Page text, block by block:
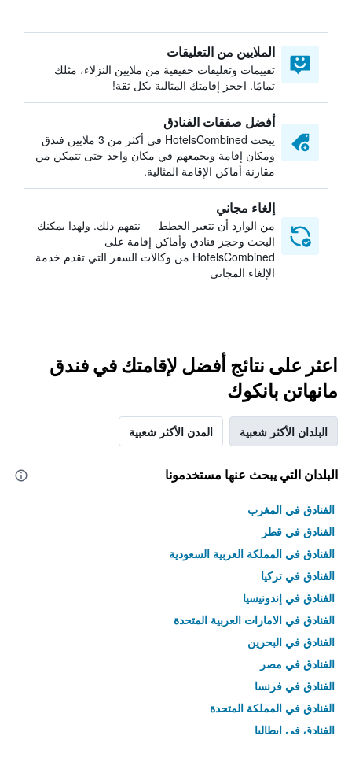
الملايين من التعليقات
تقييمات وتعليقات حقيقية من ملايين النزلاء، مثلك
تمامًا. احجز إقامتك المثالية بكل ثقة!
أفضل صفقات الفنادق
يبحث HotelsCombined في أكثر من 3 ملايين فندق
ومكان إقامة ويجمعهم في مكان واحد حتى تتمكن من
مقارنة أماكن الإقامة المثالية.
إلغاء مجاني
من الوارد أن تتغير الخطط — نتفهم ذلك. ولهذا يمكنك
البحث وحجز فنادق وأماكن إقامة على
HotelsCombined من وكالات السفر التي تقدم خدمة
الإلغاء المجاني
اعثر على نتائج أفضل لإقامتك في فندق
مانهاتن بانكوك
البلدان الأكثر شعبية المدن الأكثر شعبية
البلدان التي يبحث عنها مستخدمونا
الفنادق في المغرب
الفنادق في قطر
الفنادق في المملكة العربية السعودية
الفنادق في تركيا
الفنادق في إندونيسيا
الفنادق في الامارات العربية المتحدة
الفنادق في البحرين
الفنادق في مصر
الفنادق في فرنسا
الفنادق في المملكة المتحدة
الفنادق في إيطاليا